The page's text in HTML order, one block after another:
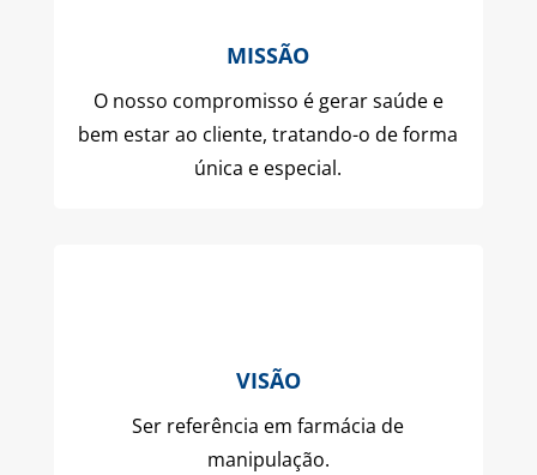
MISSÃO
O nosso compromisso é gerar saúde e
bem estar ao cliente, tratando-o de forma
única e especial.
VISÃO
Ser referência em farmácia de
manipulação.